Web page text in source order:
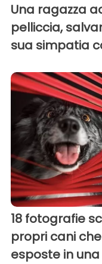
Una ragazza
pelliccia,
sua simpatia
18 fotografie
propri cani
esposte in